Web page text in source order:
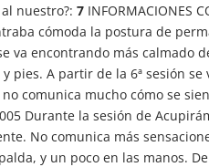
al nuestro?:7 INFORMACIONES
cómoda la postura de
va encontrando más calmado
pies. A partir de la 6ª sesión
comunica mucho cómo se
Durante la sesión de
No comunica más
y un poco en las manos.